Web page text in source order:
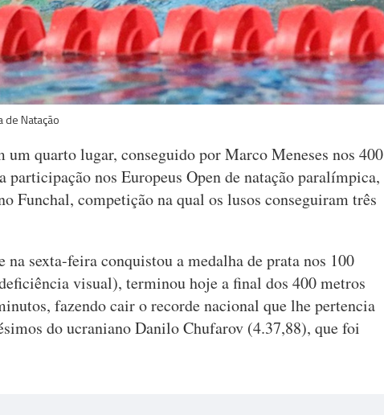
de Natação
um quarto lugar, conseguido por Marco Meneses nos 400
participação nos Europeus Open de natação paralímpica,
Funchal, competição na qual os lusos conseguiram três
na sexta-feira conquistou a medalha de prata nos 100
visual), terminou hoje a final dos 400 metros
fazendo cair o recorde nacional que lhe pertencia
do ucraniano Danilo Chufarov (4.37,88), que foi